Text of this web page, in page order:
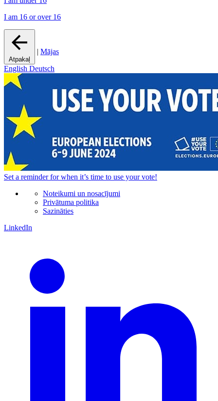
I am 16 or over 16
Atpakaļ
| Mājas
English Deutsch
Set a reminderfor when it’s time to use your vote!
Noteikumi un nosacījumi
Privātuma politika
Sazināties
LinkedIn